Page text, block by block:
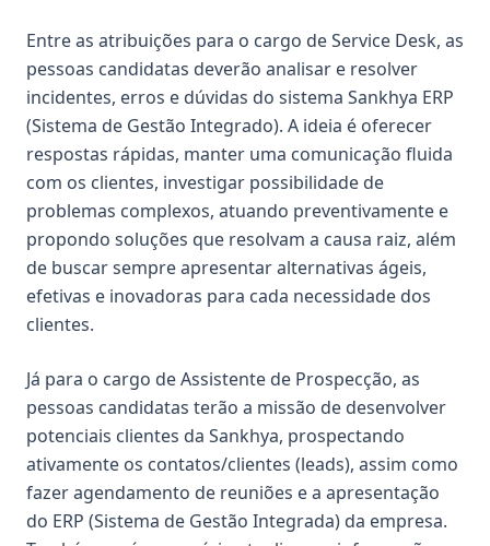
Entre as atribuições para o cargo de Service Desk, as
pessoas candidatas deverão analisar e resolver
incidentes, erros e dúvidas do sistema Sankhya ERP
(Sistema de Gestão Integrado). A ideia é oferecer
respostas rápidas, manter uma comunicação fluida
com os clientes, investigar possibilidade de
problemas complexos, atuando preventivamente e
propondo soluções que resolvam a causa raiz, além
de buscar sempre apresentar alternativas ágeis,
efetivas e inovadoras para cada necessidade dos
clientes.
Já para o cargo de Assistente de Prospecção, as
pessoas candidatas terão a missão de desenvolver
potenciais clientes da Sankhya, prospectando
ativamente os contatos/clientes (leads), assim como
fazer agendamento de reuniões e a apresentação
do ERP (Sistema de Gestão Integrada) da empresa.